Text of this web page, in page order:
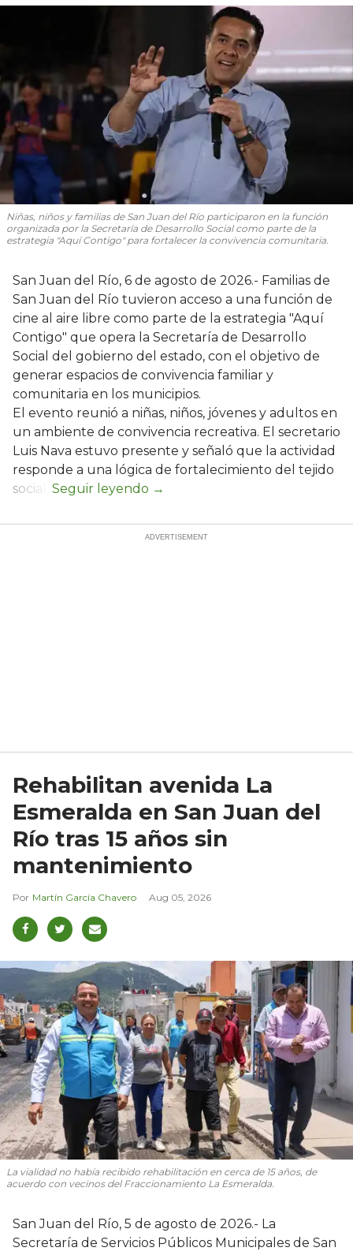
Niñas, niños y familias de San Juan del Río participaron en la función
organizada por la Secretaría de Desarrollo Social como parte de la
estrategia "Aquí Contigo" para fortalecer la convivencia comunitaria.
San Juan del Río, 6 de agosto de 2026.- Familias de
San Juan del Río tuvieron acceso a una función de
cine al aire libre como parte de la estrategia "Aquí
Contigo" que opera la Secretaría de Desarrollo
Social del gobierno del estado, con el objetivo de
generar espacios de convivencia familiar y
comunitaria en los municipios.
El evento reunió a niñas, niños, jóvenes y adultos en
un ambiente de convivencia recreativa. El secretario
Luis Nava estuvo presente y señaló que la actividad
responde a una lógica de fortalecimiento del tejido
social:
Rehabilitan avenida La
Esmeralda en San Juan del
Río tras 15 años sin
mantenimiento
Martín García Chavero Aug 05, 2026
La vialidad no había recibido rehabilitación en cerca de 15 años, de
acuerdo con vecinos del Fraccionamiento La Esmeralda.
San Juan del Río, 5 de agosto de 2026.- La
Secretaría de Servicios Públicos Municipales de San